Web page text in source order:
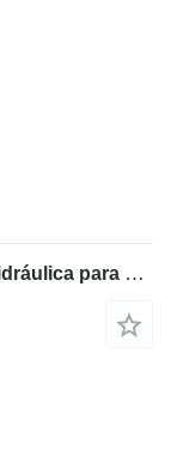
Nachi PVD-00B 19020-28700 bomba hidráulica para Takeuchi TB215R TB216 TB217R miniexcavadora